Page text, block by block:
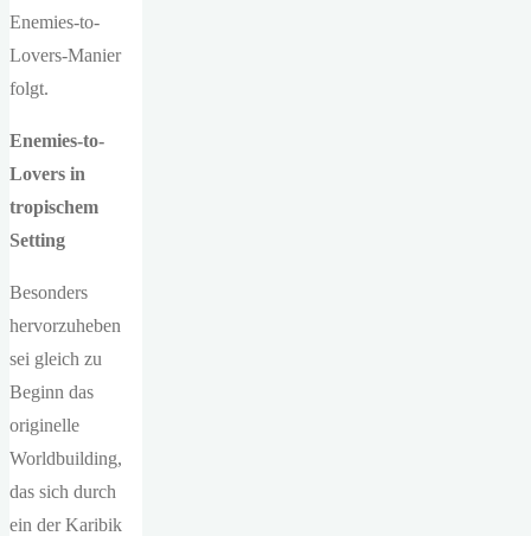
Enemies-to-
Lovers-Manier
folgt.
Enemies-to-
Lovers in
tropischem
Setting
Besonders
hervorzuheben
sei gleich zu
Beginn das
originelle
Worldbuilding,
das sich durch
ein der Karibik